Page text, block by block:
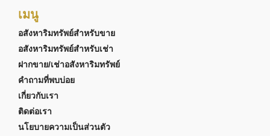
เมนู
อสังหาริมทรัพย์สำหรับขาย
อสังหาริมทรัพย์สำหรับเช่า
ฝากขาย/เช่าอสังหาริมทรัพย์
คำถามที่พบบ่อย
เกี่ยวกับเรา
ติดต่อเรา
นโยบายความเป็นส่วนตัว